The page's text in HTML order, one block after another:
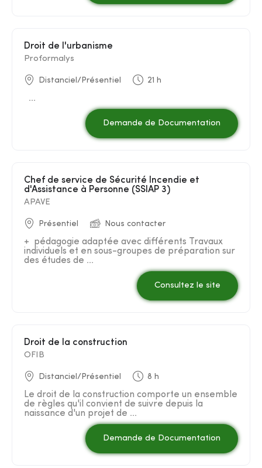
Droit de l'urbanisme
Proformalys
Distanciel/Présentiel 21 h
...
Demande de Documentation
Chef de service de Sécurité Incendie et
d'Assistance à Personne (SSIAP 3)
APAVE
Présentiel Nous contacter
+ pédagogie adaptée avec différents Travaux
individuels et en sous-groupes de préparation sur
des études de ...
Consultez le site
Droit de la construction
OFIB
Distanciel/Présentiel 8 h
Le droit de la construction comporte un ensemble
de règles qu'il convient de suivre depuis la
naissance d'un projet de ...
Demande de Documentation